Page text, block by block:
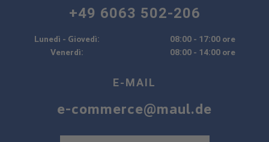
+49 6063 502-206
Lunedì - Giovedì:
08:00 - 17:00 ore
Venerdì:
08:00 - 14:00 ore
E-MAIL
e-commerce@maul.de